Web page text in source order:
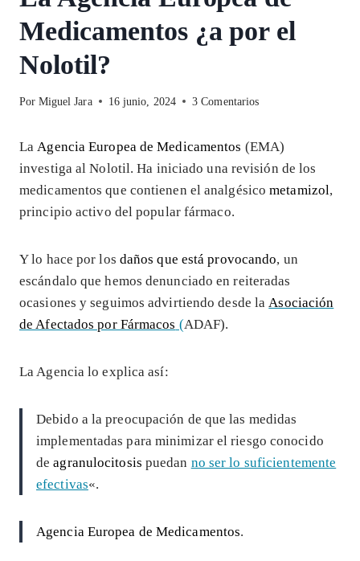
Medicamentos ¿a por el
Nolotil?
Por Miguel Jara 16 junio, 2024 3 Comentarios
La Agencia Europea de Medicamentos (EMA)
investiga al Nolotil. Ha iniciado una revisión de los
medicamentos que contienen el analgésicometamizol,
principio activo del popular fármaco.
Y lo hace por los daños que está provocando, un
escándalo que hemos denunciado en reiteradas
ocasiones y seguimos advirtiendo desde la Asociación
de Afectados por Fármacos (ADAF).
La Agencia lo explica así:
Debido a la preocupación de que las medidas
implementadas para minimizar el riesgo conocido
deagranulocitosis puedan no ser lo suficientemente
efectivas«.
Agencia Europea de Medicamentos.